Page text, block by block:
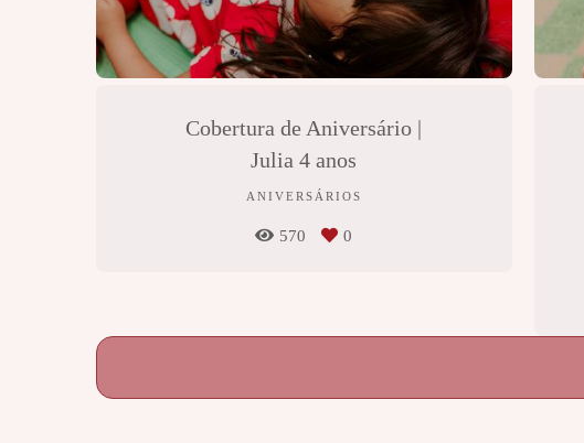
Cobertura de Aniversário |
Julia 4 anos
ANIVERSÁRIOS
570 0